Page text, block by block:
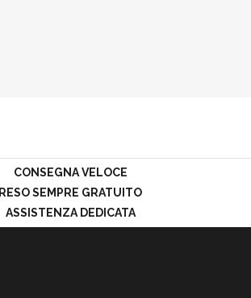
CONSEGNA VELOCE
RESO SEMPRE GRATUITO
ASSISTENZA DEDICATA